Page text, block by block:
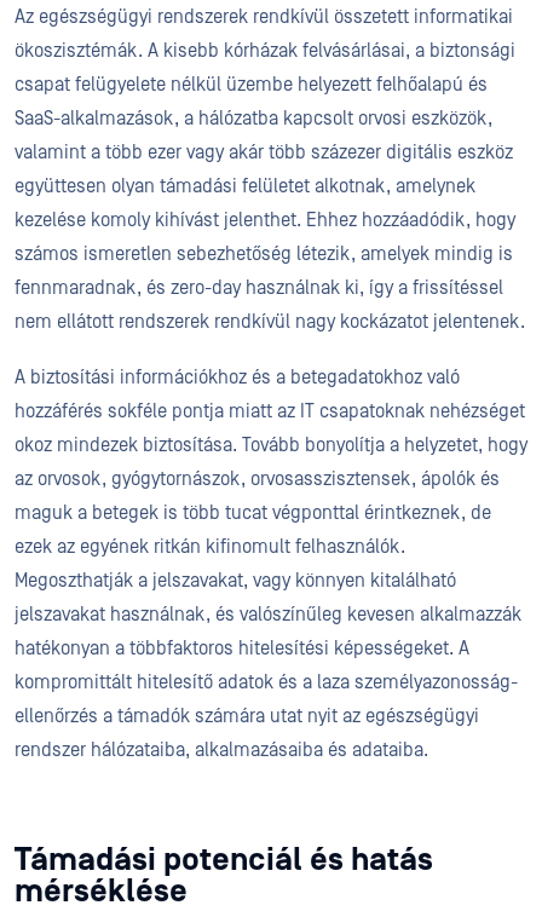
Az egészségügyi rendszerek rendkívül összetett informatikai
ökoszisztémák. A kisebb kórházak felvásárlásai, a biztonsági
csapat felügyelete nélkül üzembe helyezett felhőalapú és
SaaS-alkalmazások, a hálózatba kapcsolt orvosi eszközök,
valamint a több ezer vagy akár több százezer digitális eszköz
együttesen olyan támadási felületet alkotnak, amelynek
kezelése komoly kihívást jelenthet. Ehhez hozzáadódik, hogy
számos ismeretlen sebezhetőség létezik, amelyek mindig is
fennmaradnak, és zero-day használnak ki, így a frissítéssel
nem ellátott rendszerek rendkívül nagy kockázatot jelentenek.
A biztosítási információkhoz és a betegadatokhoz való
hozzáférés sokféle pontja miatt az IT csapatoknak nehézséget
okoz mindezek biztosítása. Tovább bonyolítja a helyzetet, hogy
az orvosok, gyógytornászok, orvosasszisztensek, ápolók és
maguk a betegek is több tucat végponttal érintkeznek, de
ezek az egyének ritkán kifinomult felhasználók.
Megoszthatják a jelszavakat, vagy könnyen kitalálható
jelszavakat használnak, és valószínűleg kevesen alkalmazzák
hatékonyan a többfaktoros hitelesítési képességeket. A
kompromittált hitelesítő adatok és a laza személyazonosság-
ellenőrzés a támadók számára utat nyit az egészségügyi
rendszer hálózataiba, alkalmazásaiba és adataiba.
Támadási potenciál és hatás
mérséklése